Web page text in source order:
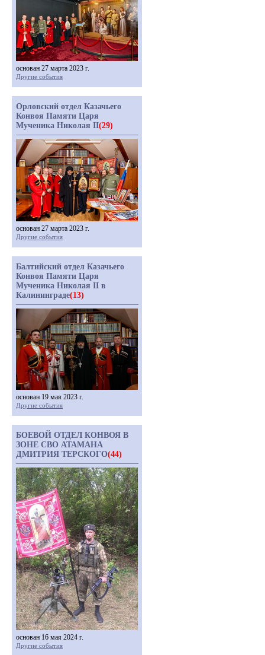
основан 27 марта 2023 г.
Другие события
Орловский отдел Казачьего
Конвоя Памяти Царя
Мученика Николая II(29)
основан 27 марта 2023 г.
Другие события
Балтийский отдел Казачьего
Конвоя Памяти Царя
Мученика Николая II в
Калининграде(13)
основан 19 мая 2023 г.
Другие события
БОЕВОЙ ОТДЕЛ КОНВОЯ В
ЗОНЕ СВО АТАМАНА
ДМИТРИЯ ТЕРСКОГО(44)
основан 16 мая 2024 г.
Другие события